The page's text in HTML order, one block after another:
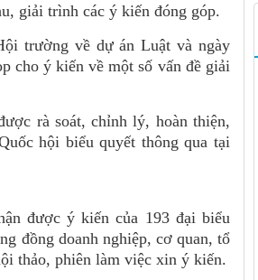
giải trình các ý kiến đóng góp.
trường về dự án Luật và ngày
cho ý kiến về một số vấn đề giải
rà soát, chỉnh lý, hoàn thiện,
hội biểu quyết thông qua tại
được ý kiến của 193 đại biểu
đồng doanh nghiệp, cơ quan, tổ
thảo, phiên làm việc xin ý kiến.